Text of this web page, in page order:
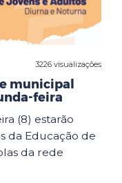
3226 visualizações
municipal
feira
(8) estarão
da Educação de
da rede